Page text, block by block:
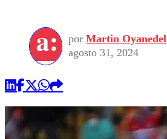
por Martin Oyanedel
agosto 31, 2024